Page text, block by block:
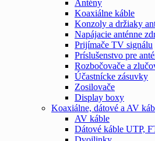
Antény
Koaxiálne káble
Konzoly a držiaky
Napájacie anténne
Prijímače TV signálu
Príslušenstvo pre
Rozbočovače a
Účastnícke zásuvky
Zosilovače
Display boxy
Koaxiálne, dátové a AV
AV káble
Dátové káble UTP,